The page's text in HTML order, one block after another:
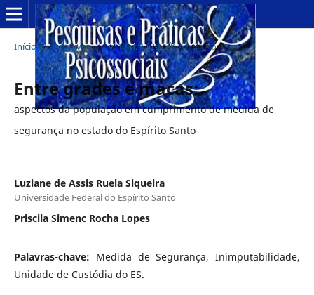
Início / Arquivos / v. 17 n. 1 (2022) / Artigos
Entre grades e macas:
aspectos da população em cumprimento de medida de
segurança no estado do Espírito Santo
Luziane de Assis Ruela Siqueira
Universidade Federal do Espírito Santo
Priscila Simenc Rocha Lopes
Palavras-chave: Medida de Segurança, Inimputabilidade,
Unidade de Custódia do ES.